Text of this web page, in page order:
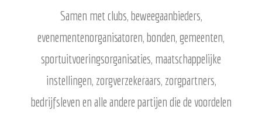
Samen met clubs, beweegaanbieders,
evenementenorganisatoren, bonden, gemeenten,
sportuitvoeringsorganisaties, maatschappelijke
instellingen, zorgverzekeraars, zorgpartners,
bedrijfsleven en alle andere partijen die de voordelen